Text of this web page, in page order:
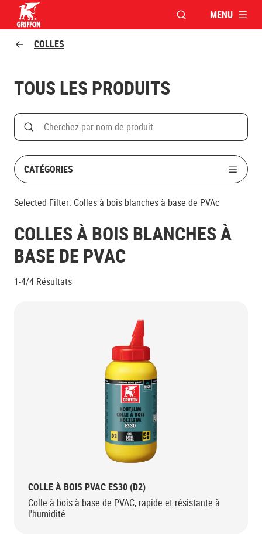
OUVRIR LAMENU
COLLES
TOUS LES PRODUITS
Search
Rechercher par nom de produit
CATÉGORIES
Selected Filter: Colles à bois blanches à base de PVAc
COLLES À BOIS BLANCHES À
BASE DE PVAC
1-4/4 Résultats
COLLE À BOIS PVAC ES30 (D2)
Colle à bois à base de PVAC, rapide et résistante à
l'humidité